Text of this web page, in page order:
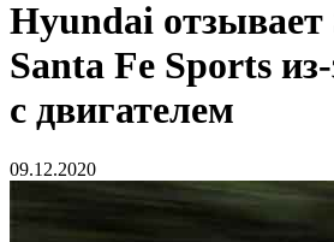
Hyundai отзывает
Santa Fe Sports
с двигателем
09.12.2020